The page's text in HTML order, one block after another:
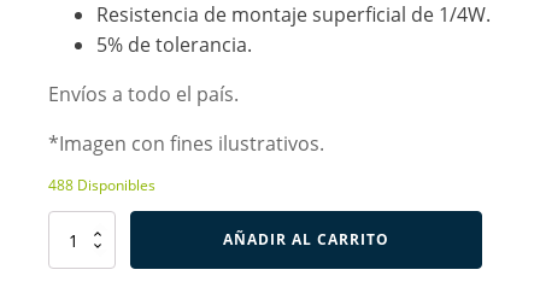
Resistencia de montaje superficial de 1/4W.
5% de tolerancia.
Envíos a todo el país.
*Imagen con fines ilustrativos.
488 Disponibles
Resistencia
AÑADIR AL CARRITO